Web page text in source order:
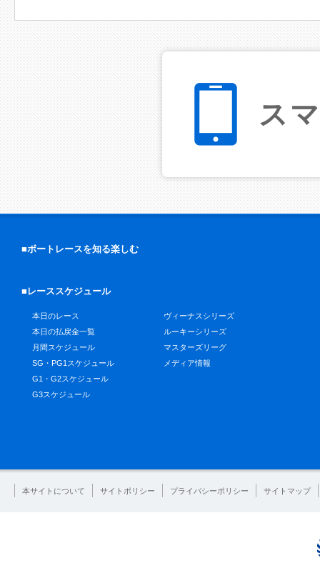
ス
■ボートレースを知る楽しむ
■レーススケジュール
本日のレース
本日の払戻金一覧
月間スケジュール
SG・PG1スケジュール
G1・G2スケジュール
G3スケジュール
ヴィーナスシリーズ
ルーキーシリーズ
マスターズリーグ
メディア情報
本サイトについて サイトポリシー プライバシーポリシー サイトマップ